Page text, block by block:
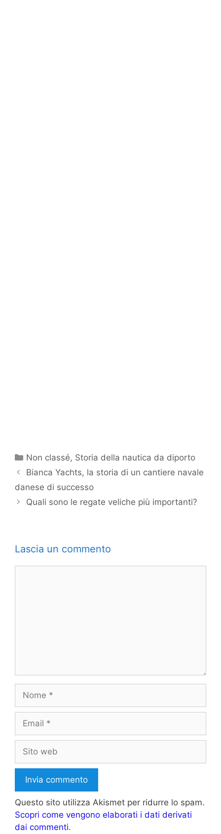
Categorie
Non classé, Storia della nautica da diporto
Bianca Yachts, la storia di un cantiere navale
danese di successo
Quali sono le regate veliche più importanti?
Lascia un commento
web
Questo sito utilizza Akismet per ridurre lo spam.
Scopri come vengono elaborati i dati derivati
dai commenti.